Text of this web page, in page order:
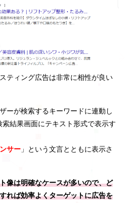
ティング広告は非常に相性が良い
ーが検索するキーワードに連動し
結果画面にテキスト形式で表示す
サー 」という文言とともに表示さ
像は明確なケースが多いので、ど
れば効率よくターゲットに広告を